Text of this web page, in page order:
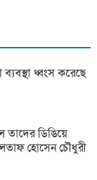
ধ্বংস করেছে
তাদের ডিঙিয়ে
হোসেন চৌধুরী